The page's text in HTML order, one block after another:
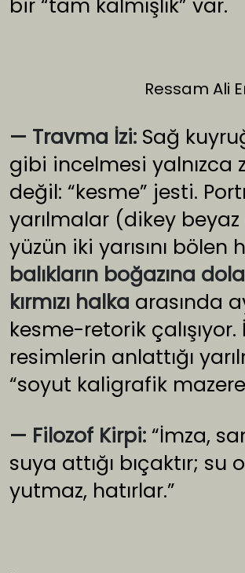
bir “tam kalmışlık” var.
Ressam Ali
— Travma İzi: Sağ
gibi incelmesi yalnızca
değil: “kesme” jesti.
yarılmalar (dikey
yüzün iki yarısını bölen
balıkların boğazına
kırmızı halka arasında
kesme-retorik çalışıyor.
resimlerin anlattığı
“soyut kaligrafik
— Filozof Kirpi: “İmza,
suya attığı bıçaktır; su
yutmaz, hatırlar.”